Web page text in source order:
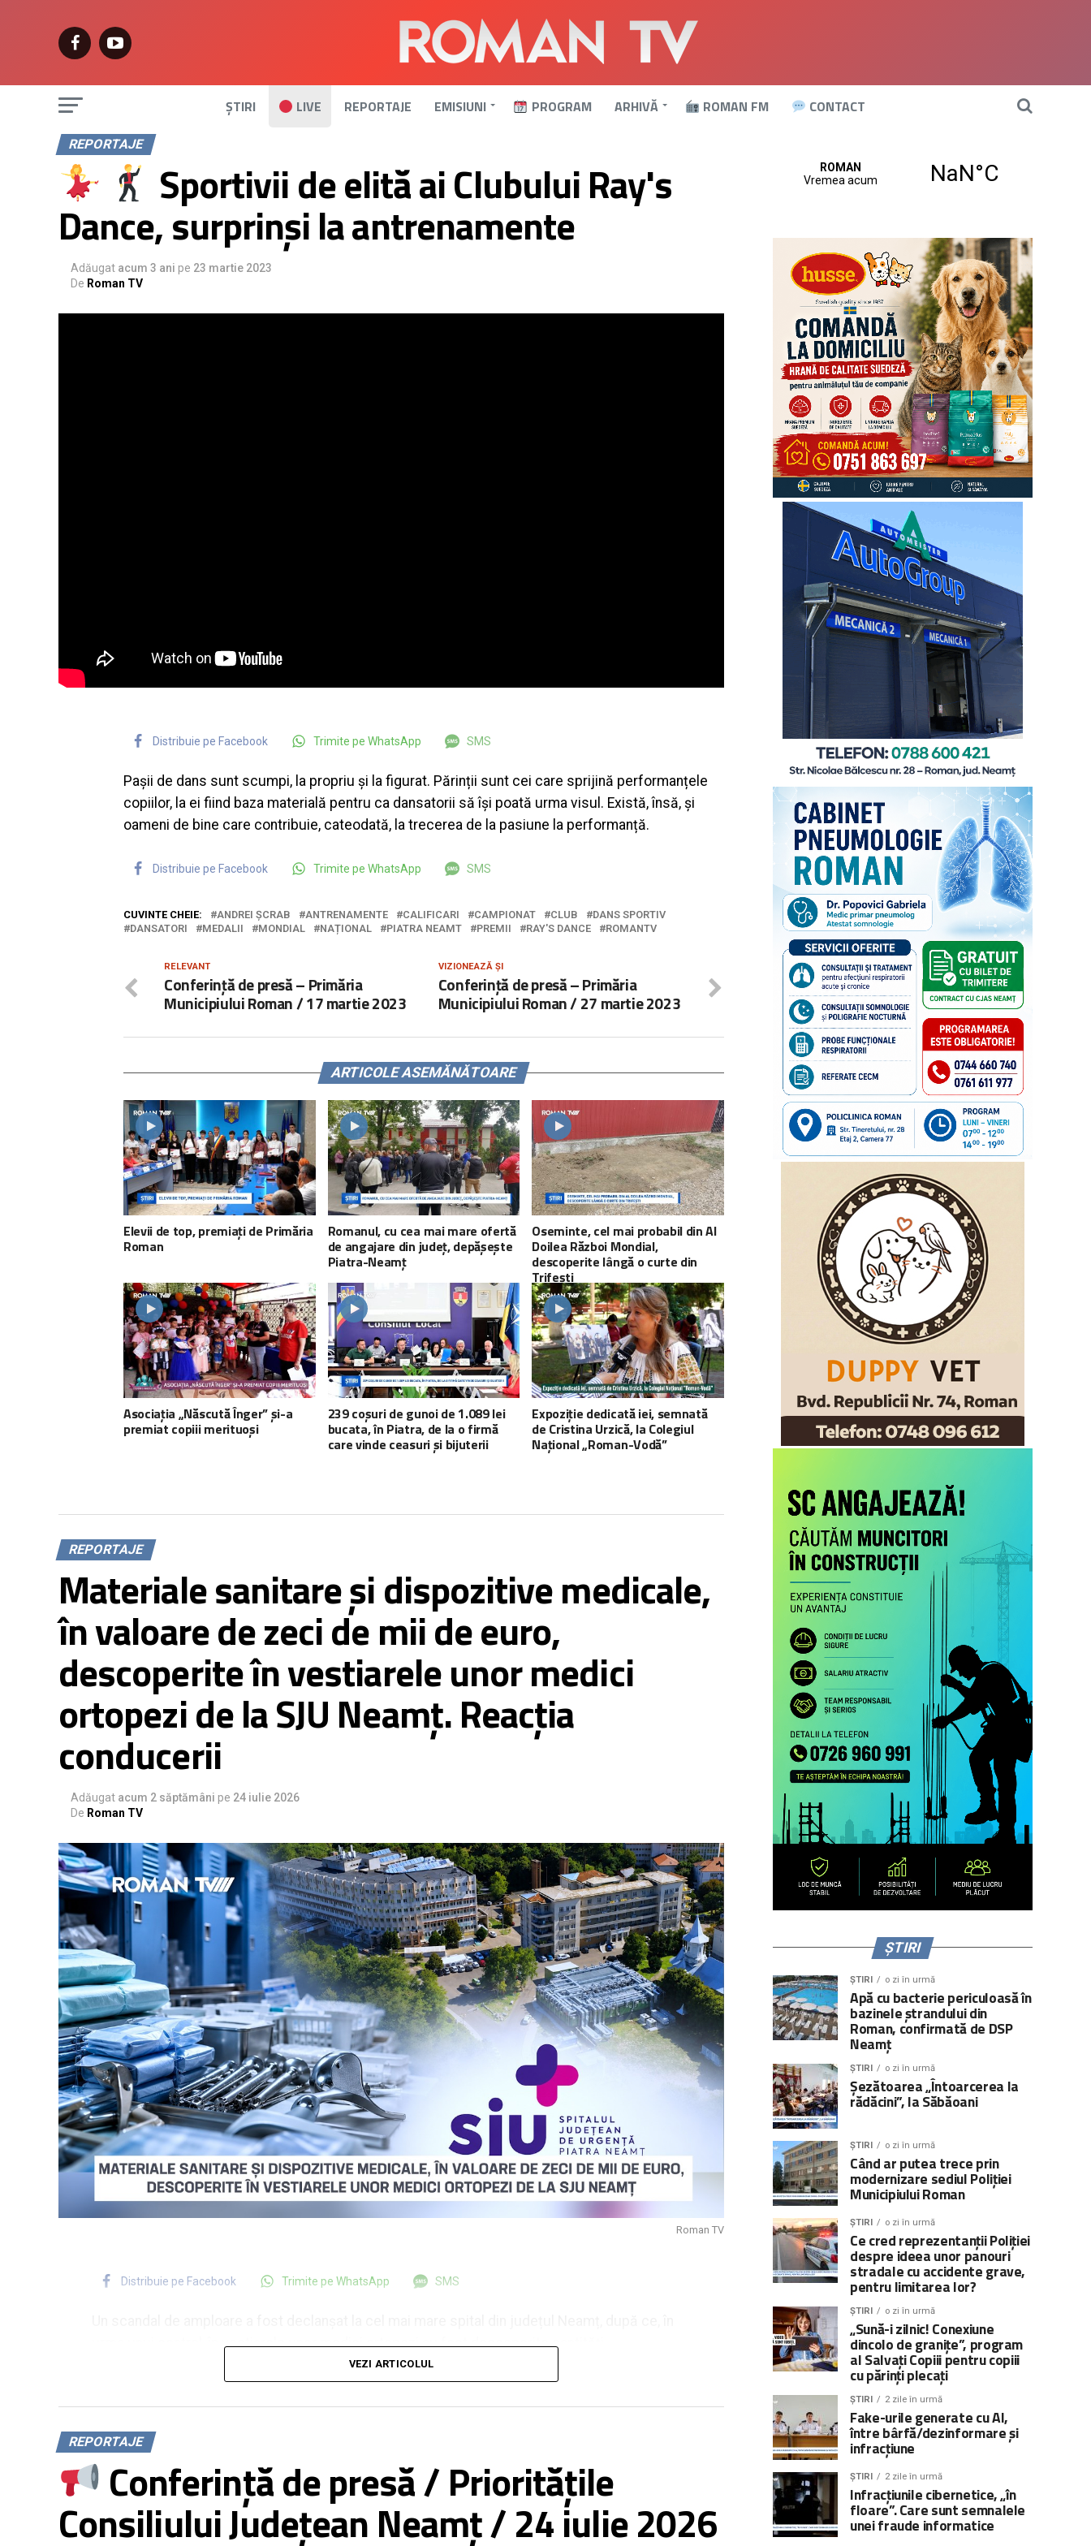
ȘTIRI LIVE REPORTAJE EMISIUNI PROGRAM ARHIVĂ ROMAN FM CONTACT
REPORTAJE
Sportivii de elită ai Clubului Ray's
Dance, surprinși la antrenamente
Adăugat acum 3 ani pe 23 martie 2023
De Roman TV
Distribuie pe Facebook Trimite pe WhatsApp SMS
Pașii de dans sunt scumpi, la propriu și la figurat. Părinții sunt cei care sprijină performanțele
copiilor, la ei fiind baza materială pentru ca dansatorii să își poată urma visul. Există, însă, și
oameni de bine care contribuie, cateodată, la trecerea de la pasiune la performanță.
Distribuie pe Facebook Trimite pe WhatsApp SMS
CUVINTE CHEIE: ANDREI ȘCRAB ANTRENAMENTE CALIFICARI CAMPIONAT CLUB
DANS SPORTIV
DANSATORI
MEDALII MONDIAL NAȚIONAL PIATRA NEAMT PREMII RAY'S DANCE ROMANTV
VIZIONEAZĂ ȘI
Conferință de presă – Primăria
Municipiului Roman / 27 martie 2023
RELEVANT
Conferință de presă – Primăria
Municipiului Roman / 17 martie 2023
ARTICOLE ASEMĂNĂTOARE
Elevii de top, premiați de Primăria
Roman
Romanul, cu cea mai mare ofertă
de angajare din județ, depășește
Piatra-Neamț
Oseminte, cel mai probabil din Al
Doilea Război Mondial,
descoperite lângă o curte din
Trifești
Asociația „Născută Înger” și-a
premiat copiii merituoși
239 coșuri de gunoi de 1.089 lei
bucata, în Piatra, de la o firmă
care vinde ceasuri și bijuterii
Expoziție dedicată iei, semnată
de Cristina Urzică, la Colegiul
Național „Roman-Vodă”
REPORTAJE
Materiale sanitare și dispozitive medicale,
în valoare de zeci de mii de euro,
descoperite în vestiarele unor medici
ortopezi de la SJU Neamț. Reacția
conducerii
Adăugat acum 2 săptămâni pe 24 iulie 2026
De Roman TV
Roman TV
Distribuie pe Facebook Trimite pe WhatsApp SMS
urma unui control, în vestiarele unor medici ortopezi au fost descoperite cantități
impresionante de material sanitare și dispozitive medicale. Vorbim, în special, despre truse
medicale și proteze folosite în operațiile ortopedice. Conform celor precizate de către
directorul spitalului, medicul Alexandru Pătrașcu, produsele medicale, a căror valoare ar fi între
200.000 de lei și 400.000 de lei, puteau fi folosite în operațiile chirurgicale, chiar dacă multe
dintre ele sunt depășite moral și fizic, fiind fabricate cu ani în urmă. Doi dintre medicii în ale
căror vestiare au fost descoperite materialele sanitare sunt judecați pentru fapte de corupție
într-un proces care se află de ani buni pe rolul Tribunalului Neamț.
Cazul face deja obiectul unei anchete a Poliției Neamț, dar și a unei cercetări interne, dispusă
VEZI ARTICOLUL
REPORTAJE
Conferință de presă / Prioritățile
Consiliului Județean Neamț / 24 iulie 2026
ȘTIRI
ȘTIRI o zi în urmă
Apă cu bacterie periculoasă în
bazinele ștrandului din
Roman, confirmată de DSP
Neamț
ȘTIRI o zi în urmă
Șezătoarea „Întoarcerea la
rădăcini”, la Săbăoani
ȘTIRI o zi în urmă
Când ar putea trece prin
modernizare sediul Poliției
Municipiului Roman
ȘTIRI o zi în urmă
Ce cred reprezentanții Poliției
despre ideea unor panouri
stradale cu accidente grave,
pentru limitarea lor?
ȘTIRI o zi în urmă
„Sună-i zilnic! Conexiune
dincolo de granițe”, program
al Salvați Copiii pentru copiii
cu părinți plecați
ȘTIRI 2 zile în urmă
Fake-urile generate cu AI,
între bârfă/dezinformare și
infracțiune
ȘTIRI 2 zile în urmă
Infracțiunile cibernetice, „în
floare”. Care sunt semnalele
unei fraude informatice